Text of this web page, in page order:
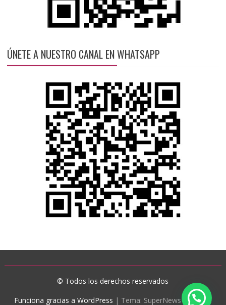
ÚNETE A NUESTRO CANAL EN WHATSAPP
© Todos los derechos reservados
Funciona gracias a WordPress | Tema: SuperNews deAcme